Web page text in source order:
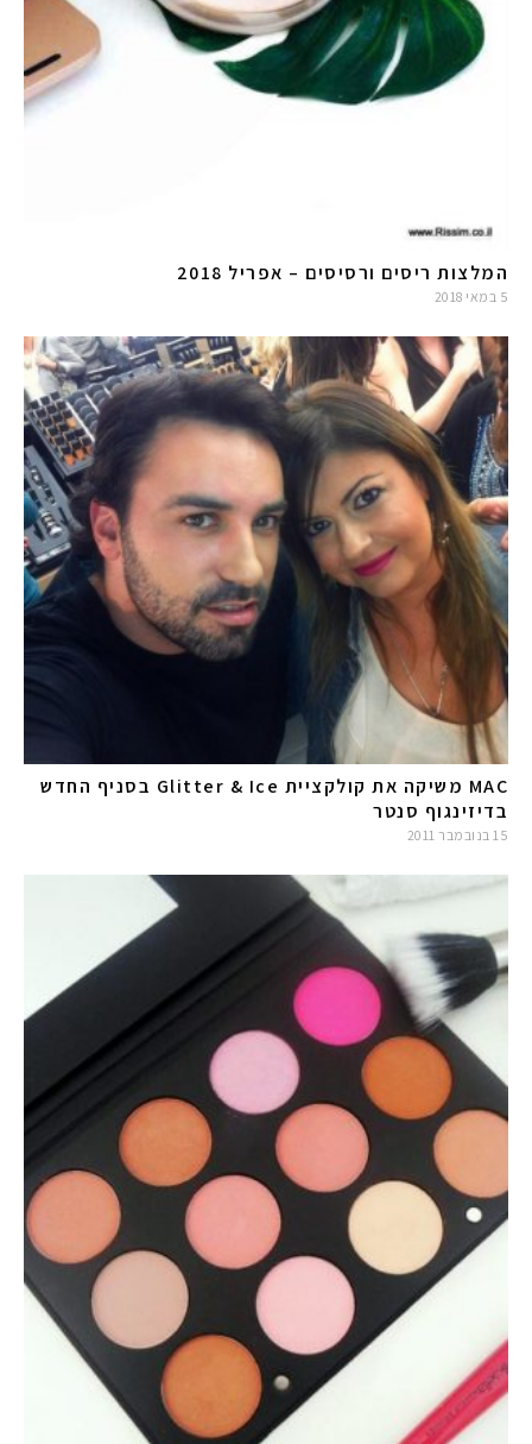
המלצות ריסים ורסיסים – אפריל 2018
5 במאי 2018
MAC משיקה את קולקציית Glitter & Ice בסניף החדש
בדיזינגוף סנטר
15 בנובמבר 2011